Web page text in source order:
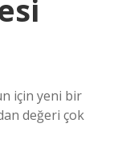
için yeni bir
değeri çok